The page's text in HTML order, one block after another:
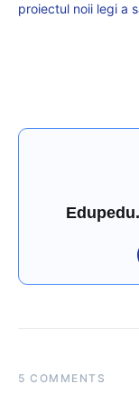
proiectul noii legi a
5 COMMENTS